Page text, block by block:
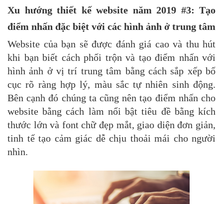
Xu hướng thiết kế website năm 2019 #3: Tạo
điểm nhấn đặc biệt với các hình ảnh ở trung tâm
Website của bạn sẽ được đánh giá cao và thu hút
khi bạn biết cách phối trộn và tạo điểm nhấn với
hình ảnh ở vị trí trung tâm bằng cách sắp xếp bố
cục rõ ràng hợp lý, màu sắc tự nhiên sinh động.
Bên cạnh đó chúng ta cũng nên tạo điểm nhấn cho
website bằng cách làm nổi bật tiêu đề bằng kích
thước lớn và font chữ đẹp mắt, giao diện đơn giản,
tinh tế tạo cảm giác dễ chịu thoải mái cho người
nhìn.